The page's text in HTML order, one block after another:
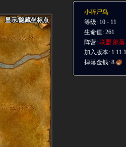
显示/隐藏坐标点
显示/隐藏坐标点
显示/隐藏坐标点
显示/隐藏坐标点
显示/隐藏坐标点
显示/隐藏坐标点
显示/隐藏坐标点
显示/隐藏坐标点
显示/隐藏坐标点
小碎尸鸟
等级: 10 - 11
生命值: 261
阵营: 联盟 部落
加入版本: 1.11.1
掉落金钱: 8